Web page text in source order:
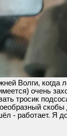
Волги, когда
очень
тросик
- работает. Я